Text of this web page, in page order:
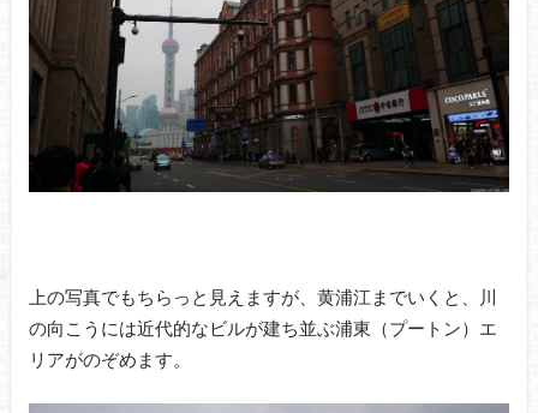
上の写真でもちらっと見えますが、黄浦江までいくと、川
の向こうには近代的なビルが建ち並ぶ浦東（プートン）エ
リアがのぞめます。